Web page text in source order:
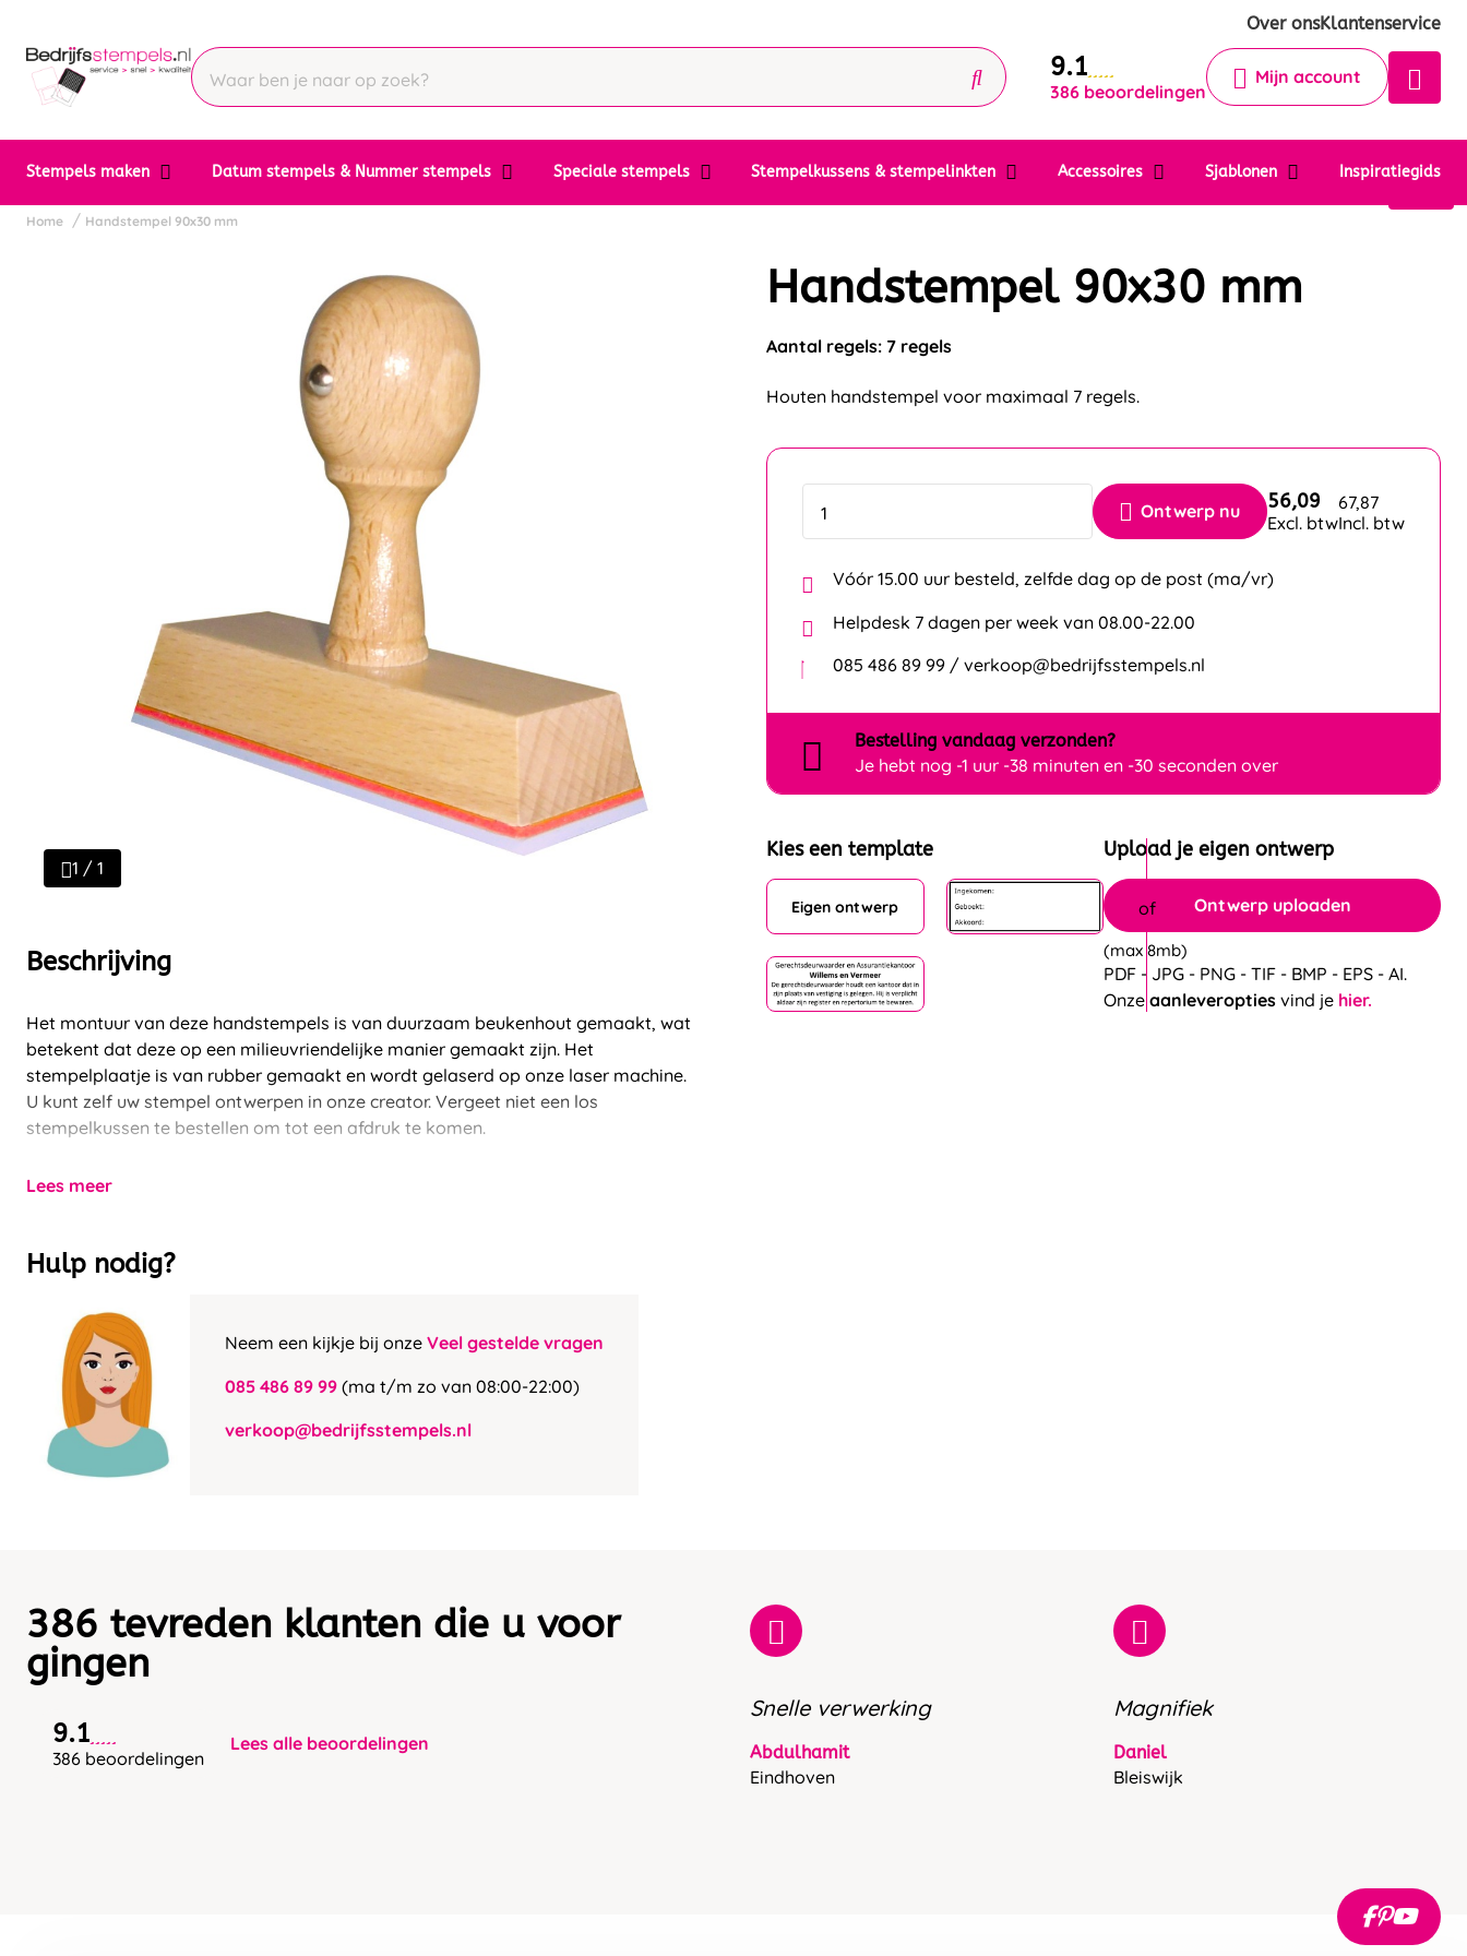
Over onsKlantenservice
9.1
386 beoordelingen
Mijn account
Stempels maken Datum stempels & Nummer stempels Speciale stempels Stempelkussens & stempelinkten Accessoires Sjablonen Inspiratiegids
Krijg een antwoord op uw vraag
Chat 24/7 met onze chatbot voor
Contact
Home Handstempel 90x30 mm
1 / 1
Beschrijving
Het montuur van deze handstempels is van duurzaam beukenhout gemaakt, wat
betekent dat deze op een milieuvriendelijke manier gemaakt zijn. Het
stempelplaatje is van rubber gemaakt en wordt gelaserd op onze laser machine.
U kunt zelf uw stempel ontwerpen in onze creator. Vergeet niet een los
stempelkussen te bestellen om tot een afdruk te komen.
Lees meer
Hulp nodig?
Neem een kijkje bij onze Veel gestelde vragen
085 486 89 99 (ma t/m zo van 08:00-22:00)
verkoop@bedrijfsstempels.nl
Handstempel 90x30 mm
Aantal regels: 7 regels
Houten handstempel voor maximaal 7 regels.
Ontwerp nu 56,09
Excl. btw
67,87
Incl. btw
Vóór 15.00 uur besteld, zelfde dag op de post (ma/vr)
Helpdesk 7 dagen per week van 08.00-22.00
085 486 89 99 / verkoop@bedrijfsstempels.nl
Bestelling vandaag verzonden?
Je hebt nog -1 uur -38 minuten en -30 seconden over
Kies een template
Eigen ontwerp
Upload je eigen ontwerp
Ontwerp uploaden
(max 8mb)
PDF - JPG - PNG - TIF - BMP - EPS - AI.
Onze aanleveropties vind je hier.
386 tevreden klanten die u voor
gingen
9.1
386 beoordelingen
Lees alle beoordelingen
Snelle verwerking
Abdulhamit
Eindhoven
Magnifiek
Daniel
Bleiswijk